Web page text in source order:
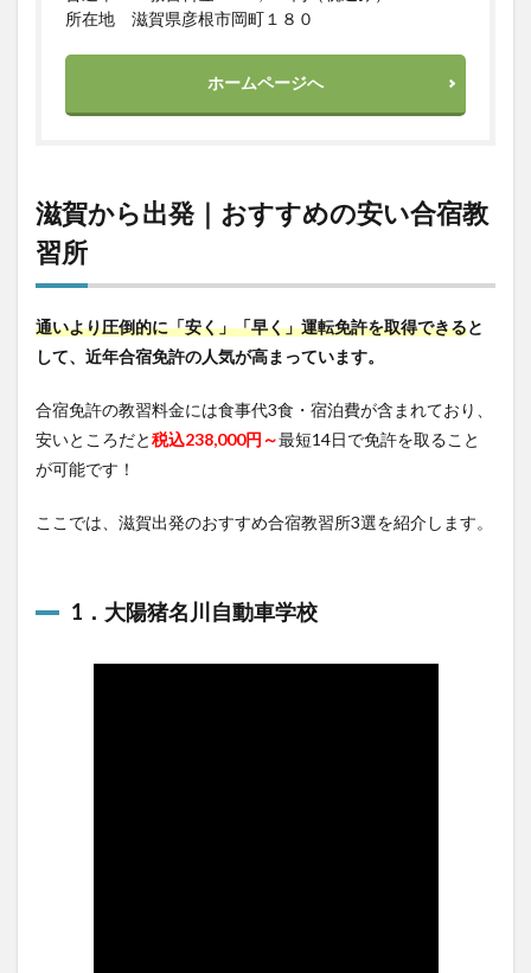
所在地 滋賀県彦根市岡町１８０
ホームページへ
滋賀から出発｜おすすめの安い合宿教
習所
通いより圧倒的に「安く」「早く」運転免許を取得できると
して、近年合宿免許の人気が高まっています。
合宿免許の教習料金には食事代3食・宿泊費が含まれており、
安いところだと税込238,000円～最短14日で免許を取ること
が可能です！
ここでは、滋賀出発のおすすめ合宿教習所3選を紹介します。
1．大陽猪名川自動車学校